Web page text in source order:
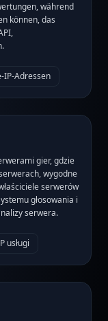
während
können, das
IP-Adressen
gier, gdzie
wygodne
serwerów
głosowania i
serwera.
usługi